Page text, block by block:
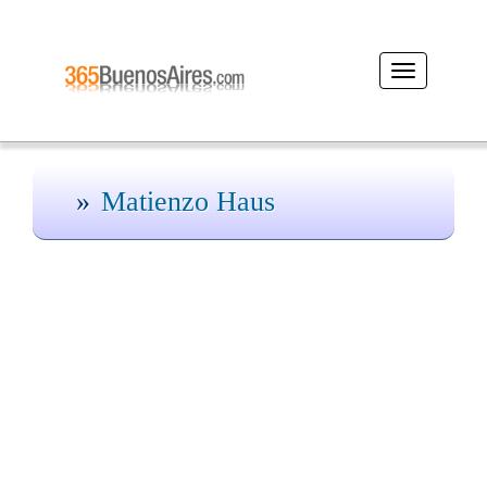
Desplegar
navegación
Matienzo Haus